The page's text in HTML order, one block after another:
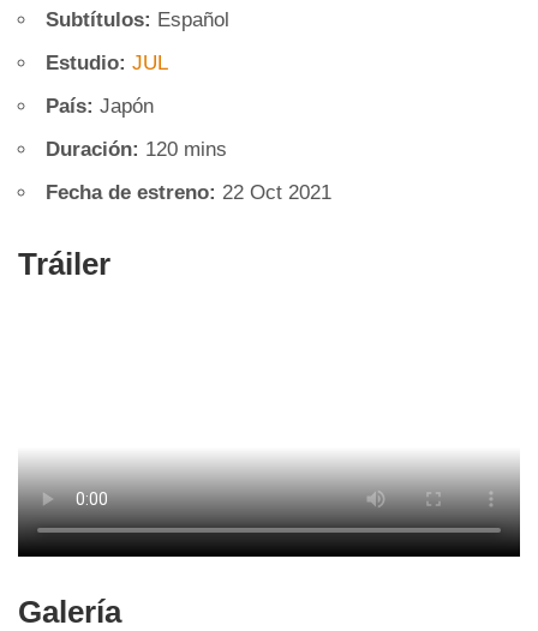
Subtítulos: Español
Estudio:JUL
País:Japón
Duración: 120 mins
Fecha de estreno: 22 Oct 2021
Tráiler
Galería